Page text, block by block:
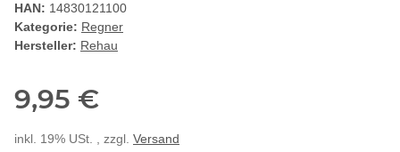
HAN: 14830121100
Kategorie: Regner
Hersteller: Rehau
9,95 €
inkl. 19% USt. , zzgl. Versand